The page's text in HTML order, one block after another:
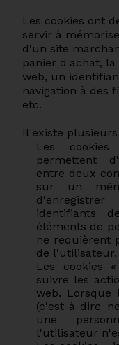
Les cookies ont
servir à
d'un site
panier d'achat,
web, un
navigation à des
etc.
Il existe
Les
permettent
entre deux
sur un
identifiants
éléments de
ne requièrent
de l'utilisateur.
Les cookies
suivre les
web. Lorsque
(c'est-à-dire
une
l'utilisateur